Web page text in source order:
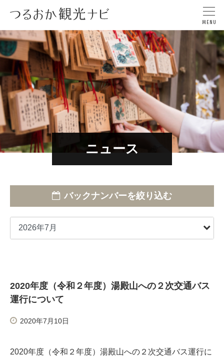
ニュース
バックナンバーを絞り込む
2020年度（令和２年度）湯殿山への２次交通バス
運行について
2020年7月10日
2020年度（令和２年度）湯殿山への２次交通バス運行に